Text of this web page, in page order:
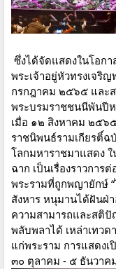
ซึ่งได้จัดแสดงในโอก
พระเจ้าอยู่หัวทรงเจริ
กรกฎาคม ๒๕๖๕ และส
พระบรมราชชนนีพันปี
เมื่อ ๑๒ สิงหาคม ๒๕๖
ราชนิพนธ์รามเกียรติ์
โลกมหาราชมาแสดง
ฉาก เป็นเรื่องราวการ
พระรามที่ถูกพญายักษ์ “
สังหาร หนุมานได้ฝันฝ่
ความสามารถและสติ
พลับพลาได้ เหล่าเทวด
แก่พระราม การแสดง
๓๐ ตุลาคม - ๕ ธันวาค